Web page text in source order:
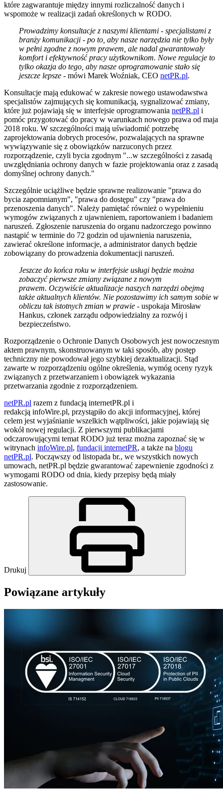
które zagwarantuje między innymi rozliczalność danych i
wspomoże w realizacji zadań określonych w RODO.
Prowadzimy konsultacje z naszymi klientami - specjalistami z
branży komunikacji - po to, aby nasze narzędzia nie tylko były
w pełni zgodne z nowym prawem, ale nadal gwarantowały
komfort i efektywność pracy użytkownikom. Nowe regulacje to
tylko okazja do tego, aby nasze oprogramowanie stało się
jeszcze lepsze - mówi Marek Woźniak, CEO netPR.pl.
Konsultacje mają edukować w zakresie nowego ustawodawstwa
specjalistów zajmujących się komunikacją, sygnalizować zmiany,
które już pojawiają się w interfejsie oprogramowania netPR.pl i
pomóc przygotować do pracy w warunkach nowego prawa od maja
2018 roku. W szczególności mają uświadomić potrzebę
zaprojektowania dobrych procesów, pozwalających na sprawne
wywiązywanie się z obowiązków narzuconych przez
rozporządzenie, czyli bycia zgodnym "...w szczególności z zasadą
uwzględniania ochrony danych w fazie projektowania oraz z zasadą
domyślnej ochrony danych."
Szczególnie uciążliwe będzie sprawne realizowanie "prawa do
bycia zapomnianym", "prawa do dostępu" czy "prawa do
przenoszenia danych". Należy pamiętać również o wypełnieniu
wymogów związanych z ujawnieniem, raportowaniem i badaniem
naruszeń. Zgłoszenie naruszenia do organu nadzorczego powinno
nastąpić w terminie do 72 godzin od ujawnienia naruszenia,
zawierać określone informacje, a administrator danych będzie
zobowiązany do prowadzenia dokumentacji naruszeń.
Jeszcze do końca roku w interfejsie usługi będzie można
zobaczyć pierwsze zmiany związane z nowym
prawem. Oczywiście aktualizacje naszych narzędzi obejmą
także aktualnych klientów. Nie pozostawimy ich samym sobie w
obliczu tak istotnych zmian w prawie - uspokaja Mirosław
Hankus, członek zarządu odpowiedzialny za rozwój i
bezpieczeństwo.
Rozporządzenie o Ochronie Danych Osobowych jest nowoczesnym
aktem prawnym, skonstruowanym w taki sposób, aby postęp
techniczny nie powodował jego szybkiej dezaktualizacji. Stąd
zawarte w rozporządzeniu ogólne określenia, wymóg oceny ryzyk
związanych z przetwarzaniem i obowiązek wykazania
przetwarzania zgodnie z rozporządzeniem.
netPR.pl razem z fundacją internetPR.pl i
redakcją infoWire.pl, przystąpiło do akcji informacyjnej, której
celem jest wyjaśnianie wszelkich wątpliwości, jakie pojawiają się
wokół nowej regulacji. Z pierwszymi publikacjami
odczarowującymi temat RODO już teraz można zapoznać się w
witrynach infoWire.pl, fundacji internetPR, a także na blogu
netPR.pl. Począwszy od listopada br., we wszystkich nowych
umowach, netPR.pl będzie gwarantować zapewnienie zgodności z
wymogami RODO od dnia, kiedy przepisy będą miały
zastosowanie.
Drukuj
Powiązane artykuły